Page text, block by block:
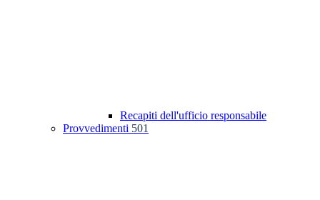
Recapiti dell'ufficio responsabile
Provvedimenti 501